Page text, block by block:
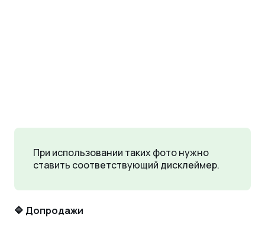
При использовании таких фото нужно
ставить соответствующий дисклеймер.
🔷 Допродажи